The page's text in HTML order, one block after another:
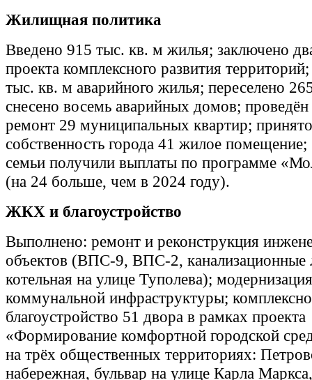
Жилищная политика
Введено 915 тыс. кв. м жилья; заключено
проекта комплексного развития
тыс. кв. м аварийного жилья; переселено
снесено восемь аварийных домов;
ремонт 29 муниципальных квартир;
собственность города 41 жилое
семьи получили выплаты по программе
(на 24 больше, чем в 2024 году).
ЖКХ и благоустройство
Выполнено: ремонт и реконструкция
объектов (ВПС‑9, ВПС‑2, канализационные
котельная на улице Туполева); модернизация
коммунальной инфраструктуры;
благоустройство 51 двора в рамках проекта
«Формирование комфортной городской
на трёх общественных территориях:
набережная, бульвар на улице Карла